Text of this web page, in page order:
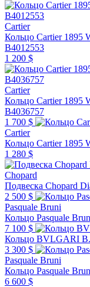
Cartier
Кольцо Cartier
B4012553
1 200 $
Cartier
Кольцо Cartier
B4036757
1 700 $
Cartier
Кольцо Cartier 1895
1 280 $
Chopard
Подвеска Chopard
2 500 $
Pasquale Bruni
7 100 $
Кольцо BVLGARI
3 300 $
Pasquale Bruni
Кольцо Pasquale
6 600 $